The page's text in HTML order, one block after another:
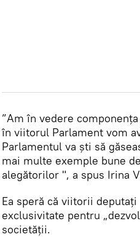
”Am în vedere
în viitorul Parlament vom
Parlamentul va ști să
mai multe exemple bune
alegătorilor ", a spus Irina
Ea speră că viitorii
exclusivitate pentru
societății.